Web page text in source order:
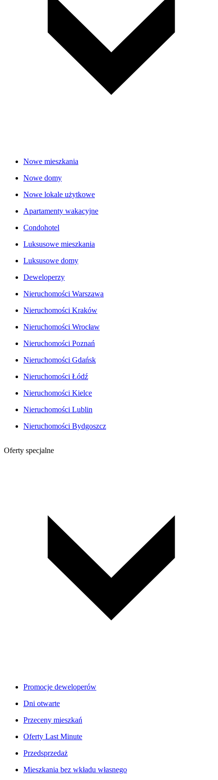
Nowe mieszkania
Nowe domy
Nowe lokale użytkowe
Apartamenty wakacyjne
Condohotel
Luksusowe mieszkania
Luksusowe domy
Deweloperzy
Nieruchomości Warszawa
Nieruchomości Kraków
Nieruchomości Wrocław
Nieruchomości Poznań
Nieruchomości Gdańsk
Nieruchomości Łódź
Nieruchomości Kielce
Nieruchomości Lublin
Nieruchomości Bydgoszcz
Oferty specjalne
Promocje deweloperów
Dni otwarte
Przeceny mieszkań
Oferty Last Minute
Przedsprzedaż
Mieszkania bez wkładu własnego